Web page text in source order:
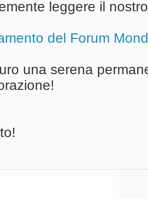
leggere il
del Forum
una serena